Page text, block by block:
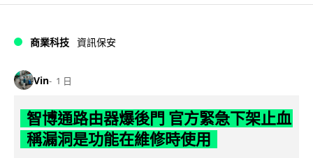
商業科技 資訊保安
Vin 1 日
智博通路由器爆後門 官方緊急下架止血
稱漏洞是功能在維修時使用